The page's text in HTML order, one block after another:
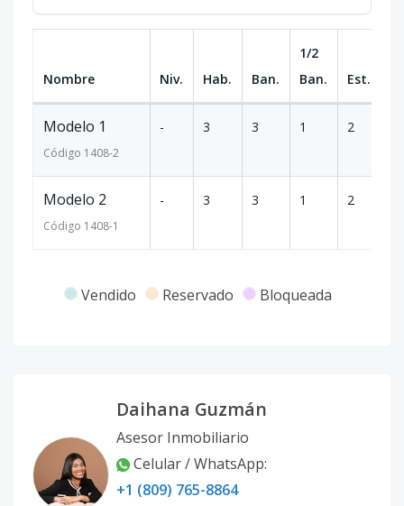
Nombre Niv. Hab. Ban.
1/2
Ban.
Est.
Modelo 1
Código 1408-2
- 3 3 1 2
Modelo 2
Código 1408-1
- 3 3 1 2
Vendido Reservado Bloqueada
Daihana Guzmán
Asesor Inmobiliario
Celular / WhatsApp:
+1 (809) 765-8864